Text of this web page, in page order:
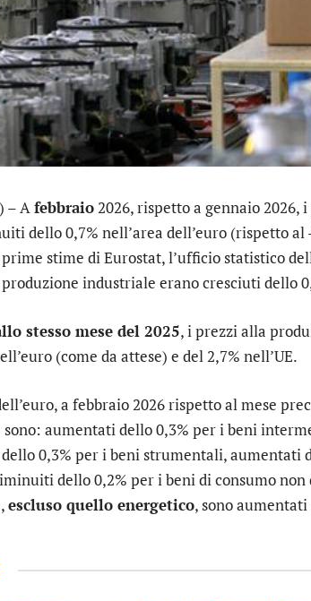
– Afebbraio2026, rispetto a gennaio 2026, i
dello 0,7% nell’area dell’euro (rispetto al
stime di Eurostat, l’ufficio statistico
industriale erano cresciuti dello
stesso mese del 2025, i prezzi alla
(come da attese) e del 2,7% nell’UE.
a febbraio 2026 rispetto al mese
aumentati dello 0,3% per i beni
0,3% per i beni strumentali, aumentati
dello 0,2% per i beni di consumo
escluso quello energetico, sono